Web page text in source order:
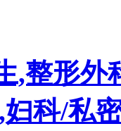
住房补贴 餐
,整形外
科/私